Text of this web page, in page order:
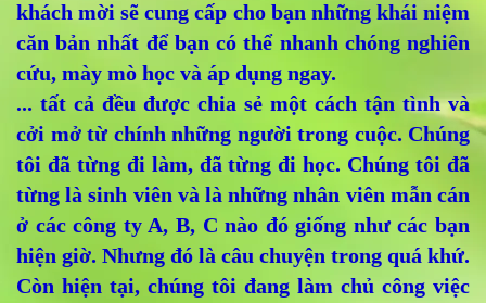
khách mời sẽ cung cấp cho bạn những khái niệm
căn bản nhất để bạn có thể nhanh chóng nghiên
cứu, mày mò học và áp dụng ngay.
... tất cả đều được chia sẻ một cách tận tình và
cởi mở từ chính những người trong cuộc. Chúng
tôi đã từng đi làm, đã từng đi học. Chúng tôi đã
từng là sinh viên và là những nhân viên mẫn cán
ở các công ty A, B, C nào đó giống như các bạn
hiện giờ. Nhưng đó là câu chuyện trong quá khứ.
Còn hiện tại, chúng tôi đang làm chủ công việc